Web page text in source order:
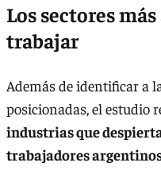
Los sectores
trabajar
Además de identificar a
posicionadas, el estudio
industrias que
trabajadores